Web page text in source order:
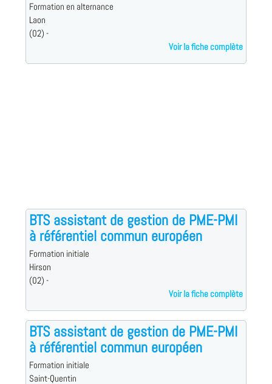
Formation en alternance
Laon
(02) -
Voir la fiche complète
BTS assistant de gestion de PME-PMI
à référentiel commun européen
Formation initiale
Hirson
(02) -
Voir la fiche complète
BTS assistant de gestion de PME-PMI
à référentiel commun européen
Formation initiale
Saint-Quentin